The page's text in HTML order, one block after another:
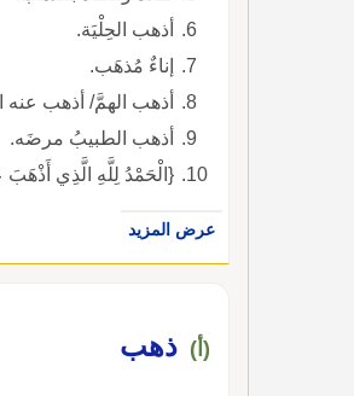
أذهب الحِلْيَة.
إناءٌ مُذهَب.
أذهب الهمَّ/ أذهب عنه
أذهب الطبيبُ مرضَه.
{الْحَمْدُ لِلَّهِ الَّذِي أَذْهَبَ
عرض المزيد
(أ) ذهب